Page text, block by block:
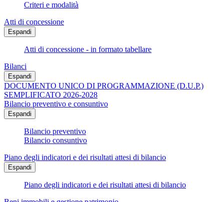
Criteri e modalità
Atti di concessione
Espandi
Atti di concessione - in formato tabellare
Bilanci
Espandi
DOCUMENTO UNICO DI PROGRAMMAZIONE (D.U.P.)
SEMPLIFICATO 2026-2028
Bilancio preventivo e consuntivo
Espandi
Bilancio preventivo
Bilancio consuntivo
Piano degli indicatori e dei risultati attesi di bilancio
Espandi
Piano degli indicatori e dei risultati attesi di bilancio